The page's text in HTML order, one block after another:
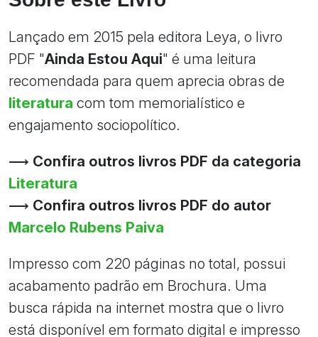
Lançado em 2015 pela editora Leya, o livro
PDF "Ainda Estou Aqui" é uma leitura
recomendada para quem aprecia obras de
literatura com tom memorialístico e
engajamento sociopolítico.
⟶ Confira outros livros PDF da categoria
Literatura
⟶ Confira outros livros PDF do autor
Marcelo Rubens Paiva
Impresso com 220 páginas no total, possui
acabamento padrão em Brochura. Uma
busca rápida na internet mostra que o livro
está disponível em formato digital e impresso